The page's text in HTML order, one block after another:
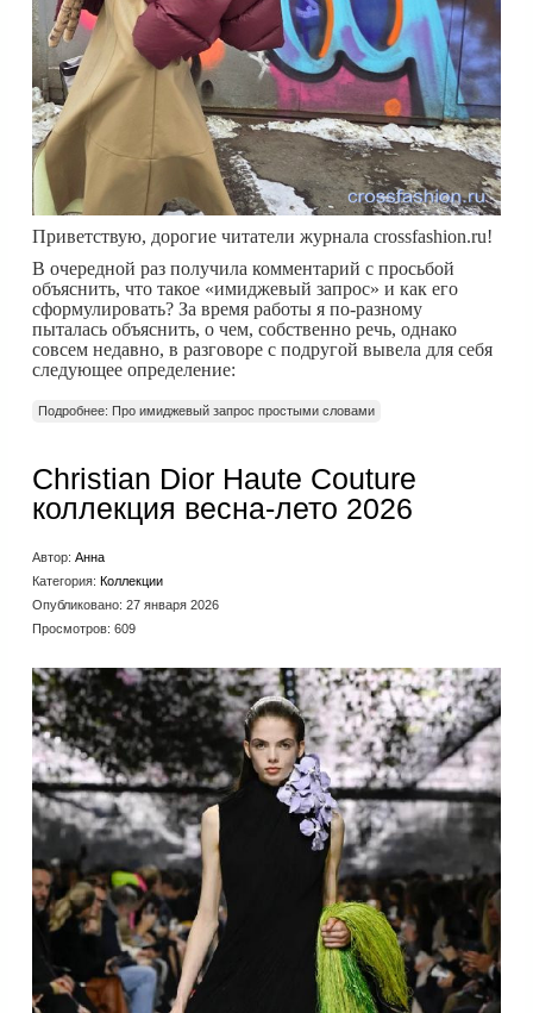
Приветствую, дорогие читатели журнала crossfashion.ru!
В очередной раз получила комментарий с просьбой
объяснить, что такое «имиджевый запрос» и как его
сформулировать? За время работы я по-разному
пыталась объяснить, о чем, собственно речь, однако
совсем недавно, в разговоре с подругой вывела для себя
следующее определение:
Подробнее: Про имиджевый запрос простыми словами
Christian Dior Haute Couture
коллекция весна-лето 2026
Автор: Анна
Категория: Коллекции
Опубликовано: 27 января 2026
Просмотров: 609